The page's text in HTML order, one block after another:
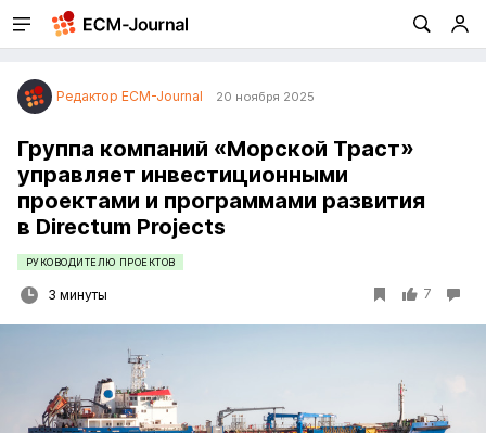
Редактор ECM-Journal 20 ноября 2025
Группа компаний «Морской Траст»
управляет инвестиционными
проектами и программами развития
в Directum Projects
РУКОВОДИТЕЛЮ ПРОЕКТОВ
3 минуты 7